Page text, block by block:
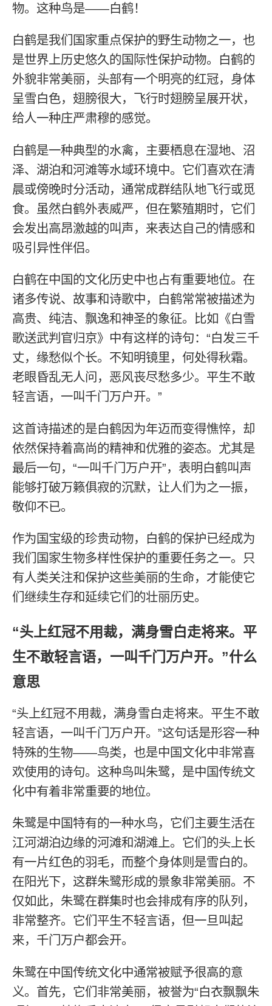
物。这种鸟是——白鹤！
白鹤是我们国家重点保护的野生动物之一，也
是世界上历史悠久的国际性保护动物。白鹤的
外貌非常美丽，头部有一个明亮的红冠，身体
呈雪白色，翅膀很大，飞行时翅膀呈展开状，
给人一种庄严肃穆的感觉。
白鹤是一种典型的水禽，主要栖息在湿地、沼
泽、湖泊和河滩等水域环境中。它们喜欢在清
晨或傍晚时分活动，通常成群结队地飞行或觅
食。虽然白鹤外表威严，但在繁殖期时，它们
会发出高昂激越的叫声，来表达自己的情感和
吸引异性伴侣。
白鹤在中国的文化历史中也占有重要地位。在
诸多传说、故事和诗歌中，白鹤常常被描述为
高贵、纯洁、飘逸和神圣的象征。比如《白雪
歌送武判官归京》中有这样的诗句：“白发三千
丈，缘愁似个长。不知明镜里，何处得秋霜。
老眼昏乱无人问，恶风丧尽愁多少。平生不敢
轻言语，一叫千门万户开。”
这首诗描述的是白鹤因为年迈而变得憔悴，却
依然保持着高尚的精神和优雅的姿态。尤其是
最后一句，“一叫千门万户开”，表明白鹤叫声
能够打破万籁俱寂的沉默，让人们为之一振，
敬仰不已。
作为国宝级的珍贵动物，白鹤的保护已经成为
我们国家生物多样性保护的重要任务之一。只
有人类关注和保护这些美丽的生命，才能使它
们继续生存和延续它们的壮丽历史。
“头上红冠不用裁，满身雪白走将来。平
生不敢轻言语，一叫千门万户开。”什么
意思
“头上红冠不用裁，满身雪白走将来。平生不敢
轻言语，一叫千门万户开。”这句话是形容一种
特殊的生物——鸟类，也是中国文化中非常喜
欢使用的诗句。这种鸟叫朱鹭，是中国传统文
化中有着非常重要的地位。
朱鹭是中国特有的一种水鸟，它们主要生活在
江河湖泊边缘的河滩和湖滩上。它们的头上长
有一片红色的羽毛，而整个身体则是雪白的。
在阳光下，这群朱鹭形成的景象非常美丽。不
仅如此，朱鹭在群集时也会排成有序的队列，
非常整齐。它们平生不轻言语，但一旦叫起
来，千门万户都会开。
朱鹭在中国传统文化中通常被赋予很高的意
义。首先，它们非常美丽，被誉为“白衣飘飘朱